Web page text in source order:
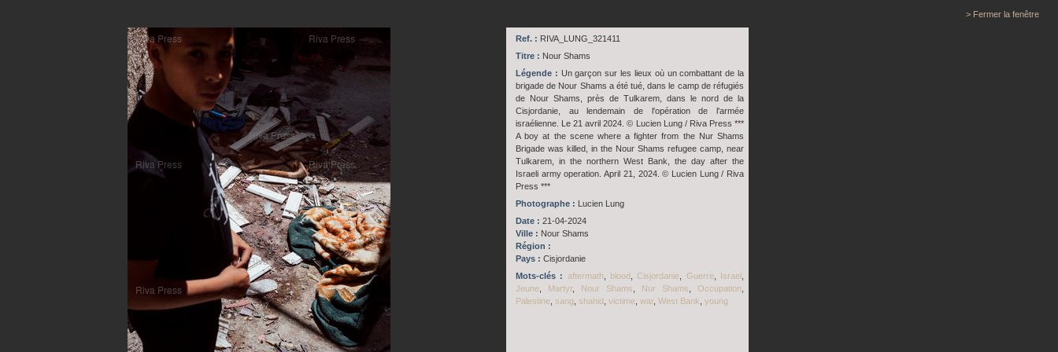
> Fermer la fenêtre
Ref. : RIVA_LUNG_321411
Titre : Nour Shams
Légende : Un garçon sur les lieux où un combattant de la
brigade de Nour Shams a été tué, dans le camp de réfugiés
de Nour Shams, près de Tulkarem, dans le nord de la
Cisjordanie, au lendemain de l'opération de l'armée
israélienne. Le 21 avril 2024. © Lucien Lung / Riva Press ***
A boy at the scene where a fighter from the Nur Shams
Brigade was killed, in the Nour Shams refugee camp, near
Tulkarem, in the northern West Bank, the day after the
Israeli army operation. April 21, 2024. © Lucien Lung / Riva
Press ***
Photographe : Lucien Lung
Date : 21-04-2024
Ville : Nour Shams
Région :
Pays : Cisjordanie
Mots-clés : aftermath, blood ,Cisjordanie Guerre, Israel
Jeune
Martyr, Nour Shams Nur Shams Occupation
Palestine sang shahid victime war, West Bank young